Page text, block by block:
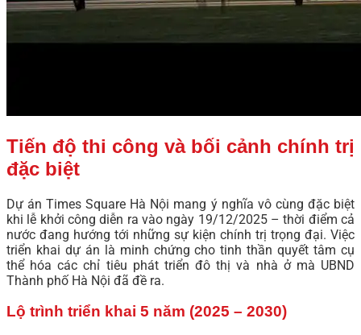
Tiến độ thi công và bối cảnh chính trị
đặc biệt
Dự án Times Square Hà Nội mang ý nghĩa vô cùng đặc biệt
khi lễ khởi công diễn ra vào ngày 19/12/2025 – thời điểm cả
nước đang hướng tới những sự kiện chính trị trọng đại. Việc
triển khai dự án là minh chứng cho tinh thần quyết tâm cụ
thể hóa các chỉ tiêu phát triển đô thị và nhà ở mà UBND
Thành phố Hà Nội đã đề ra.
Lộ trình triển khai 5 năm (2025 – 2030)